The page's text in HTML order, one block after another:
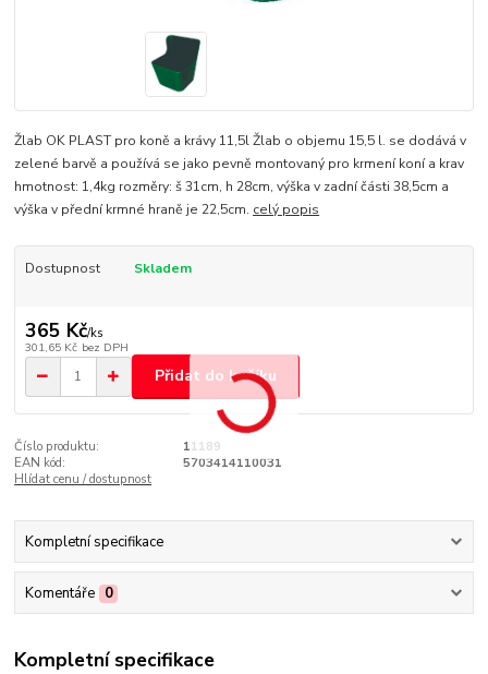
Žlab OK PLAST pro koně a krávy 11,5l Žlab o objemu 15,5 l. se dodává v
zelené barvě a používá se jako pevně montovaný pro krmení koní a krav
hmotnost: 1,4kg rozměry: š 31cm, h 28cm, výška v zadní části 38,5cm a
výška v přední krmné hraně je 22,5cm. celý popis
Dostupnost Skladem
365 Kč/ks
301,65 Kč bez DPH
Přidat do košíku
Číslo produktu:
11189
EAN kód:
5703414110031
Hlídat cenu / dostupnost
Kompletní specifikace
Komentáře 0
Kompletní specifikace